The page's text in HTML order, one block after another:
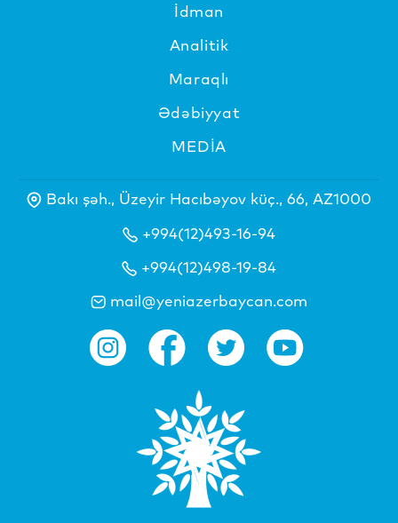
İdman
Analitik
Maraqlı
Ədəbiyyat
MEDİA
Bakı şəh., Üzeyir Hacıbəyov küç., 66, AZ1000
+994(12)493-16-94
+994(12)498-19-84
mail@yeniazerbaycan.com